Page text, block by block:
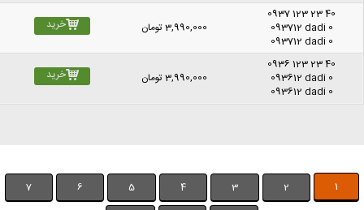
0937 123 23 40
093712 dadi 0
093712 dadi 0
3,990,000تومان خرید
0936 123 23 40
093612 dadi 0
093612 dadi 0
3,990,000تومان خرید
1
2
3
4
5
6
7